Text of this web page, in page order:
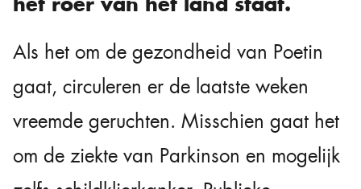
Als het om de gezondheid van Poetin
gaat, circuleren er de laatste weken
vreemde geruchten. Misschien gaat het
om de ziekte van Parkinson en mogelijk